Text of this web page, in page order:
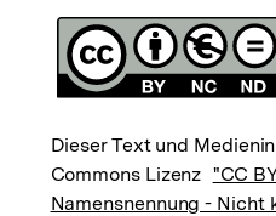
Dieser Text und
Commons Lizenz "CC
Namensnennung - Nicht